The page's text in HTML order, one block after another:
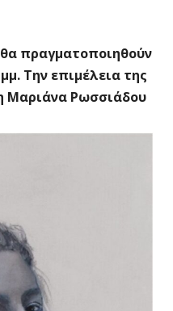
πραγματοποιηθούν
Την επιμέλεια της
Μαριάνα Ρωσσιάδου